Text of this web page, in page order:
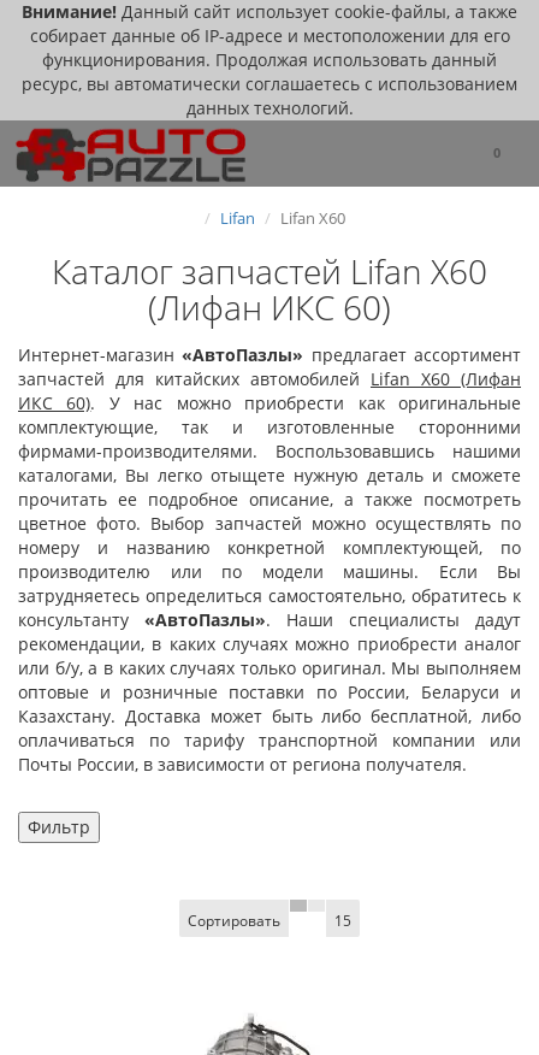
Внимание! Данный сайт использует cookie-файлы, а также
собирает данные об IP-адресе и местоположении для его
функционирования. Продолжая использовать данный
ресурс, вы автоматически соглашаетесь с использованием
данных технологий.
0
Lifan Lifan X60
Каталог запчастей Lifan X60
(Лифан ИКС 60)
Интернет-магазин«АвтоПазлы» предлагает ассортимент
запчастей для китайских автомобилей Lifan X60 (Лифан
ИКС 60). У нас можно приобрести как оригинальные
комплектующие, так и изготовленные сторонними
фирмами-производителями. Воспользовавшись нашими
каталогами, Вы легко отыщете нужную деталь и сможете
прочитать ее подробное описание, а также посмотреть
цветное фото. Выбор запчастей можно осуществлять по
номеру и названию конкретной комплектующей, по
производителю или по модели машины. Если Вы
затрудняетесь определиться самостоятельно, обратитесь к
консультанту «АвтоПазлы». Наши специалисты дадут
рекомендации, в каких случаях можно приобрести аналог
или б/у, а в каких случаях только оригинал. Мы выполняем
оптовые и розничные поставки по России, Беларуси и
Казахстану. Доставка может быть либо бесплатной, либо
оплачиваться по тарифу транспортной компании или
Почты России, в зависимости от региона получателя.
Фильтр
Сортировать 15